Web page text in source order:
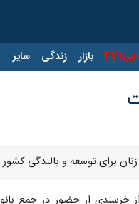
ایرنا TV بازار زندگی سایر